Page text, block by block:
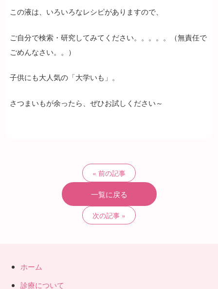
この液は、いろいろなレシピがありますので、
ご自分で検索・研究してみてください。。。。。（無責任で
ごめんなさい。。）
子供にも大人気の「大学いも」。
さつまいもが余ったら、ぜひお試しください～
前の記事
一覧に戻る
次の記事
ホーム
診療について